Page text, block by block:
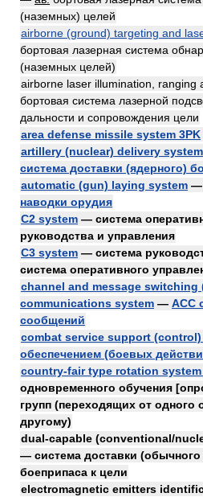
(наземных) целей
airborne (ground) targeting and
бортовая лазерная система
(наземных целей)
airborne laser illumination,
бортовая система лазерной
дальности и сопровождения цели
area defense missile system 3PK
artillery (nuclear) delivery system
система доставки (ядерного)
automatic (gun) laying system —
наводки орудия
C2 system — система
руководства и управления
C3 system — система
система оперативного
channel and message switching
communications system — АСС
сообщений
combat service support
обеспечением (боевых
country-fair type rotation
одновременного обучения
групп (переходящих от одного
другому)
dual-capable (conventional/
— система доставки (обычного
боеприпаса к цели
electromagnetic emitters